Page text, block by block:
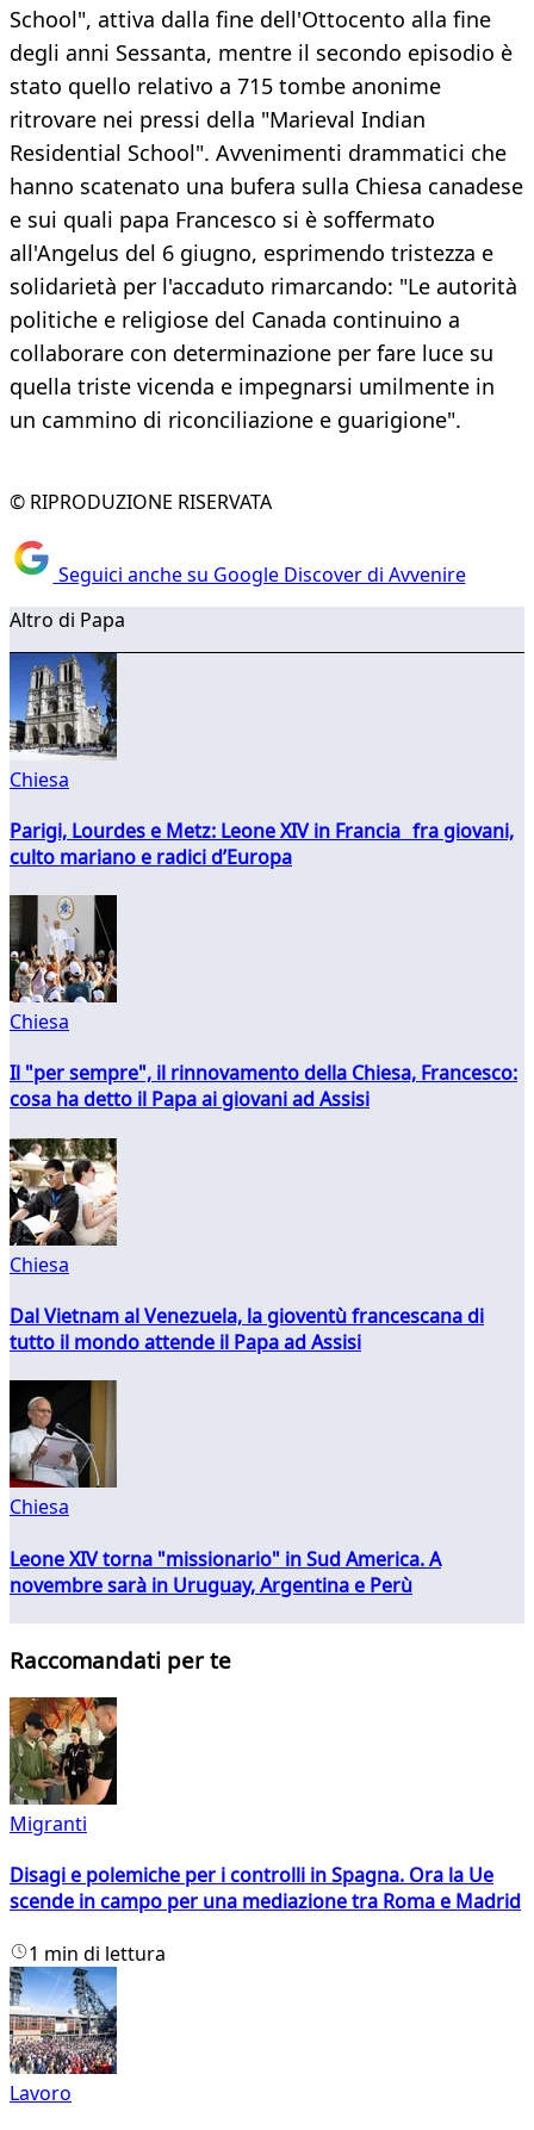
School", attiva dalla fine dell'Ottocento alla fine
degli anni Sessanta, mentre il secondo episodio è
stato quello relativo a 715 tombe anonime
ritrovare nei pressi della "Marieval Indian
Residential School". Avvenimenti drammatici che
hanno scatenato una bufera sulla Chiesa canadese
e sui quali papa Francesco si è soffermato
all'Angelus del 6 giugno, esprimendo tristezza e
solidarietà per l'accaduto rimarcando: "Le autorità
politiche e religiose del Canada continuino a
collaborare con determinazione per fare luce su
quella triste vicenda e impegnarsi umilmente in
un cammino di riconciliazione e guarigione".
© RIPRODUZIONE RISERVATA
Seguici anche su Google Discover di Avvenire
Altro di Papa
Chiesa
Parigi, Lourdes e Metz: Leone XIV in Francia fra giovani,
culto mariano e radici d’Europa
Chiesa
Il "per sempre", il rinnovamento della Chiesa, Francesco:
cosa ha detto il Papa ai giovani ad Assisi
Chiesa
Dal Vietnam al Venezuela, la gioventù francescana di
tutto il mondo attende il Papa ad Assisi
Chiesa
Leone XIV torna "missionario" in Sud America. A
novembre sarà in Uruguay, Argentina e Perù
Raccomandati per te
Migranti
Disagi e polemiche per i controlli in Spagna. Ora la Ue
scende in campo per una mediazione tra Roma e Madrid
1 min di lettura
Lavoro